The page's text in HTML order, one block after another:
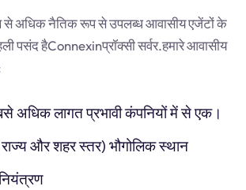
से अधिक नैतिक रूप से उपलब्ध आवासीय एजेंटों के
पसंद हैConnexinप्रॉक्सी सर्वर.हमारे आवासीय
अधिक लागत प्रभावी कंपनियों में से एक।
और शहर स्तर) भौगोलिक स्थान